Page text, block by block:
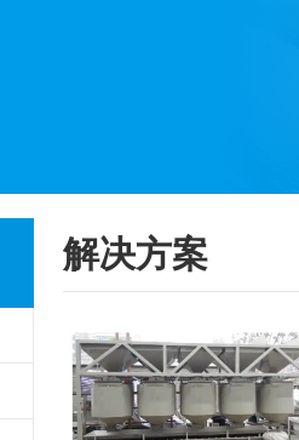
解决方案